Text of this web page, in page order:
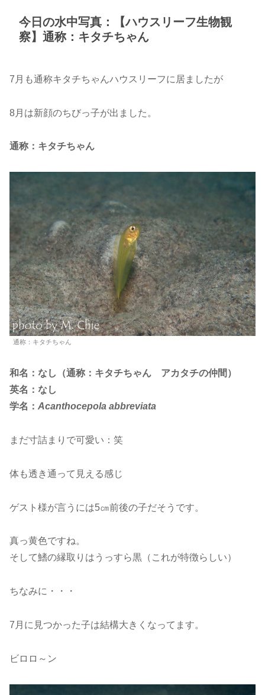
今日の水中写真：【ハウスリーフ生物観
察】通称：キタチちゃん
7月も通称キタチちゃんハウスリーフに居ましたが
8月は新顔のちびっ子が出ました。
通称：キタチちゃん
通称：キタチちゃん
和名：なし（通称：キタチちゃん アカタチの仲間）
英名：なし
学名： Acanthocepola abbreviata
まだ寸詰まりで可愛い：笑
体も透き通って見える感じ
ゲスト様が言うには5㎝前後の子だそうです。
真っ黄色ですね。
そして鰭の縁取りはうっすら黒（これが特徴らしい）
ちなみに・・・
7月に見つかった子は結構大きくなってます。
ビロロ～ン